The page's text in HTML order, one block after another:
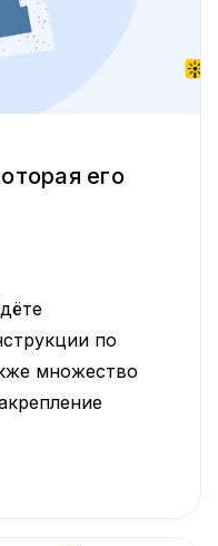
его
по
множество